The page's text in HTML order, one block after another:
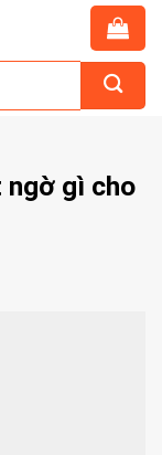
ngờ gì cho